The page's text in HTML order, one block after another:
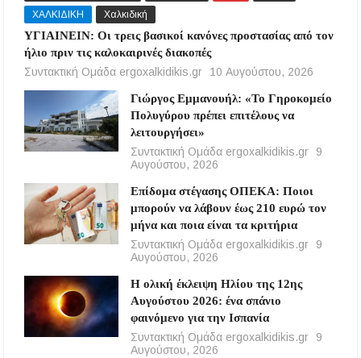
ΧΑΛΚΙΔΙΚΗ
Χαλκιδική
ΥΓΙΑΙΝΕΙΝ: Οι τρεις βασικοί κανόνες προστασίας από τον
ήλιο πριν τις καλοκαιρινές διακοπές
Συντακτική Ομάδα ergoxalkidikis.gr
10 Αυγούστου, 2026
Γιώργος Εμμανουήλ: «Το Γηροκομείο
Πολυγύρου πρέπει επιτέλους να
λειτουργήσει»
Συντακτική Ομάδα ergoxalkidikis.gr
9
Αυγούστου, 2026
Επίδομα στέγασης ΟΠΕΚΑ: Ποιοι
μπορούν να λάβουν έως 210 ευρώ τον
μήνα και ποια είναι τα κριτήρια
Συντακτική Ομάδα ergoxalkidikis.gr
9
Αυγούστου, 2026
Η ολική έκλειψη Ηλίου της 12ης
Αυγούστου 2026: ένα σπάνιο
φαινόμενο για την Ισπανία
Συντακτική Ομάδα ergoxalkidikis.gr
9
Αυγούστου, 2026